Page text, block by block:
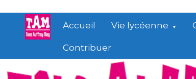
contenu
Accueil Vie lycéenne
Contribuer